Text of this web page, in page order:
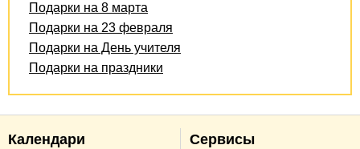
Подарки на 8 марта
Подарки на 23 февраля
Подарки на День учителя
Подарки на праздники
Календари Сервисы